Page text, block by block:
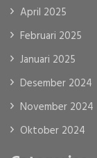
April 2025
Februari 2025
Januari 2025
Desember 2024
November 2024
Oktober 2024